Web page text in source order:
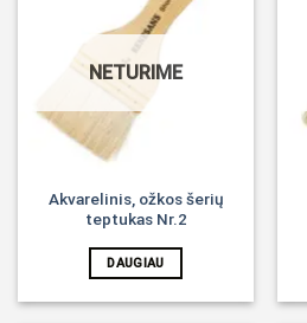
NETURIME
Akvarelinis, ožkos šerių
teptukas Nr.2
DAUGIAU